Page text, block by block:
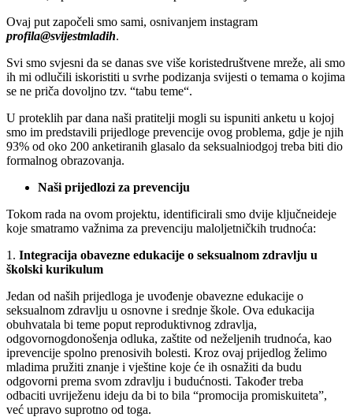
Ovaj put započeli smo sami, osnivanjem instagram
profila@svijestmladih.
Svi smo svjesni da se danas sve više koristedruštvene mreže, ali smo
ih mi odlučili iskoristiti u svrhe podizanja svijesti o temama o kojima
se ne priča dovoljno tzv. “tabu teme“.
U proteklih par dana naši pratitelji mogli su ispuniti anketu u kojoj
smo im predstavili prijedloge prevencije ovog problema, gdje je njih
93% od oko 200 anketiranih glasalo da seksualniodgoj treba biti dio
formalnog obrazovanja.
Naši prijedlozi za prevenciju
Tokom rada na ovom projektu, identificirali smo dvije ključneideje
koje smatramo važnima za prevenciju maloljetničkih trudnoća:
1. Integracija obavezne edukacije o seksualnom zdravlju u
školski kurikulum
Jedan od naših prijedloga je uvođenje obavezne edukacije o
seksualnom zdravlju u osnovne i srednje škole. Ova edukacija
obuhvatala bi teme poput reproduktivnog zdravlja,
odgovornogdonošenja odluka, zaštite od neželjenih trudnoća, kao
iprevencije spolno prenosivih bolesti. Kroz ovaj prijedlog želimo
mladima pružiti znanje i vještine koje će ih osnažiti da budu
odgovorni prema svom zdravlju i budućnosti. Također treba
odbaciti uvriježenu ideju da bi to bila “promocija promiskuiteta”,
već upravo suprotno od toga.